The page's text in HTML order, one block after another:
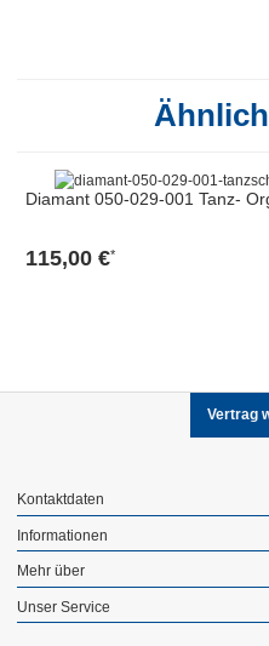
Diamant 050-029-001 Tanz-
115,00 €*
Vertrag
Kontaktdaten
Informationen
Mehr über
Unser Service